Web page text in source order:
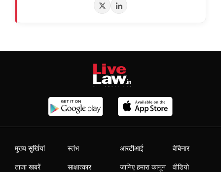
मुख्य सुर्खियां
ताजा खबरें
स्तंभ
साक्षात्कार
आरटीआई
जानिए हमारा कानून
वेबिनार
वीडियो